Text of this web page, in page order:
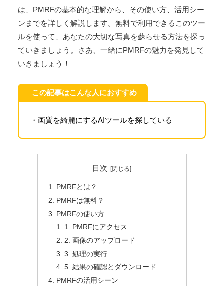
2024.10.09
現代のデジタル社会において、写真は私たちの生活に欠
かせない要素となっています。思い出を記録するための
ちは日々多くの画像を撮影し、共有しています。しか
ったりすることもあります。そんな時に役立つのが、AI
技術を駆使した画像処理ツール「PMRF」です。
は、PMRFの基本的な理解から、その使い方、活用シー
ンまでを詳しく解説します。無料で利用できるこのツー
ルを使って、あなたの大切な写真を蘇らせる方法を探っ
ていきましょう。さあ、一緒にPMRFの魅力を発見して
いきましょう！
この記事はこんな人におすすめ